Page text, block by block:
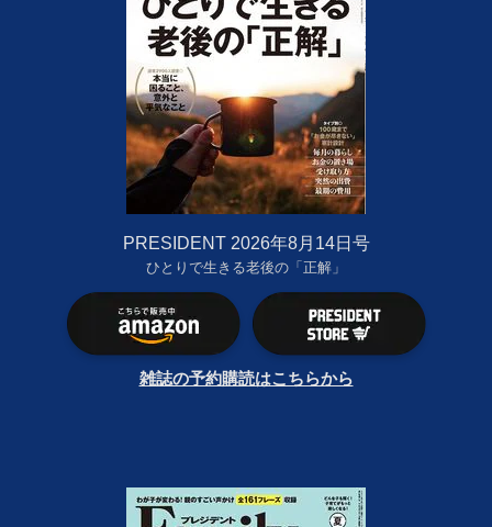
PRESIDENT 2026年8月14日号
ひとりで生きる老後の「正解」
雑誌の予約購読はこちらから